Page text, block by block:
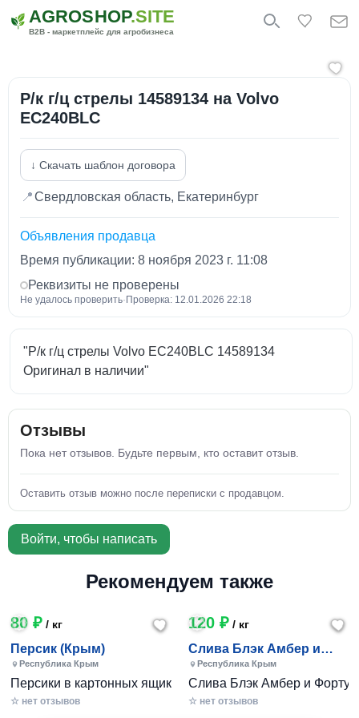
AGROSHOP.SITE
B2B - маркетплейс для агробизнеса
Р/к г/ц стрелы 14589134 на Volvo
EC240BLC
↓ Скачать шаблон договора
📍Свердловская область, Екатеринбург
Объявления продавца
Время публикации: 8 ноября 2023 г. 11:08
Реквизиты не проверены
Не удалось проверить· Проверка: 12.01.2026 22:18
"Р/к г/ц стрелы Volvo EC240BLC 14589134
Оригинал в наличии"
Отзывы
Пока нет отзывов. Будьте первым, кто оставит отзыв.
Оставить отзыв можно после переписки с продавцом.
Войти, чтобы написать
Рекомендуем также
80 ₽ / кг
Персик (Крым)
Республика Крым
Персики в картонных ящиках по 7-10 кг. Цена 80-200 руб
☆ нет отзывов
120 ₽/ кг
Слива Блэк Амбер и
Фортуна (Крым)
Республика Крым
Слива Блэк Амбер и
☆ нет отзывов